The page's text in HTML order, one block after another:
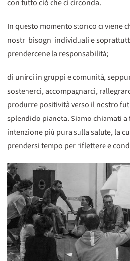
con tutto ciò che ci circonda.
In questo momento storico ci viene
nostri bisogni individuali e
prendercene la responsabilità;
di unirci in gruppi e comunità,
sostenerci, accompagnarci,
produrre positività verso il nostro
splendido pianeta. Siamo chiamati a
intenzione più pura sulla salute, la
prendersi tempo per riflettere e